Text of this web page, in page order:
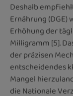
Deshalb
Ernährung
Erhöhung der
Milligramm [5].
der präzisen
entscheidendes
Mangel
die Nationale